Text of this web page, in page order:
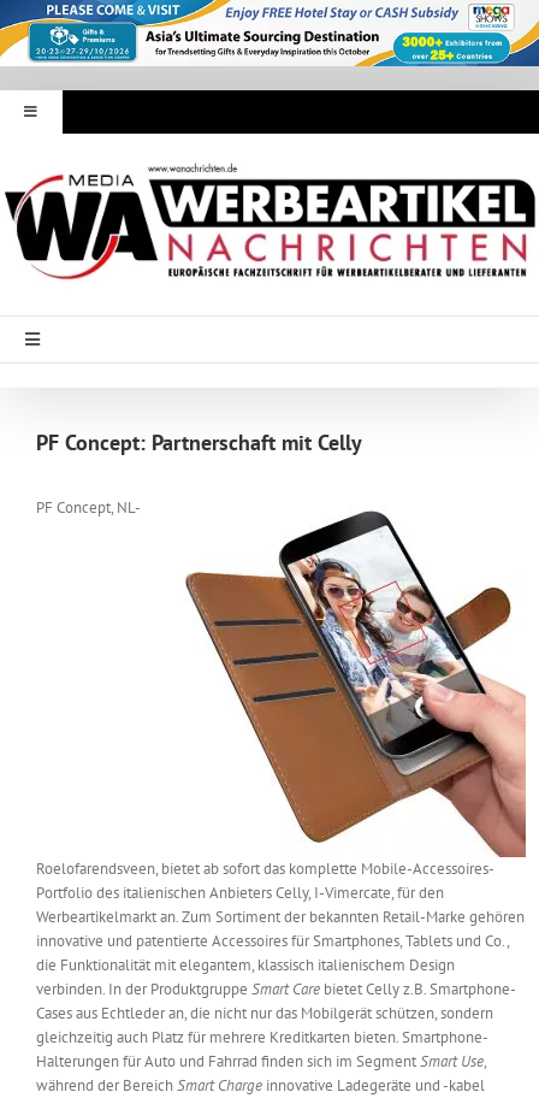
Inhalt
springen
Toggle
Navigation
Werbeartikel Nachrichten
E-Paper
WA Media
Toggle
Product Guide
Jobshop
Suche
nach:
PF Concept: Partnerschaft mit Celly
PF Concept, NL-
Roelofarendsveen, bietet ab sofort das komplette Mobile-Accessoires-
Portfolio des italienischen Anbieters Celly, I-Vimercate, für den
Werbeartikelmarkt an. Zum Sortiment der bekannten Retail-Marke gehören
innovative und patentierte Accessoires für Smartphones, Tablets und Co.,
die Funktionalität mit elegantem, klassisch italienischem Design
verbinden. In der Produktgruppe Smart Care bietet Celly z.B. Smartphone-
Cases aus Echtleder an, die nicht nur das Mobilgerät schützen, sondern
gleichzeitig auch Platz für mehrere Kreditkarten bieten. Smartphone-
Halterungen für Auto und Fahrrad finden sich im SegmentSmart Use,
während der BereichSmart Charge innovative Ladegeräte und -kabel